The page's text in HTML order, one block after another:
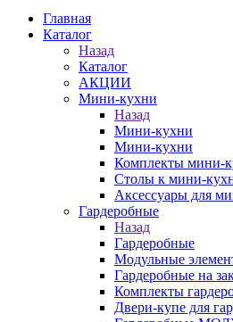
Главная
Каталог
Назад
Каталог
АКЦИИ
Мини-кухни
Назад
Мини-кухни
Мини-кухни
Комплекты мини-
Столы к мини-
Аксессуары для
Гардеробные
Назад
Гардеробные
Модульные
Гардеробные на
Комплекты
Двери-купе для